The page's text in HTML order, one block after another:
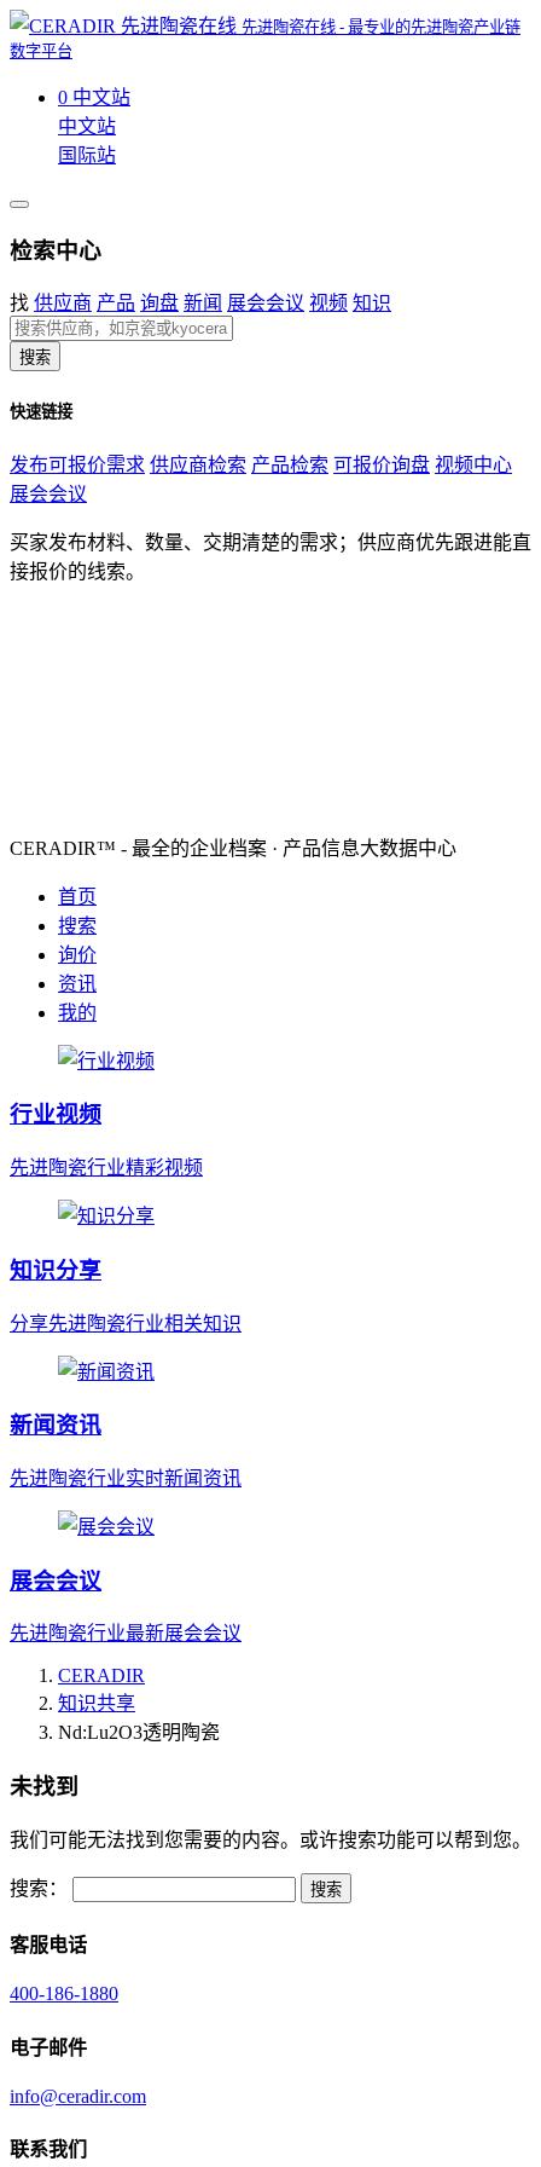
先进陶瓷在线 - 最专业的先进陶瓷产业链
数字平台
0 中文站
中文站
国际站
检索中心
找 供应商 产品 询盘 新闻 展会会议 视频 知识
搜索
快速链接
发布可报价需求 供应商检索 产品检索 可报价询盘 视频中心
展会会议
买家发布材料、数量、交期清楚的需求；供应商优先跟进能直
接报价的线索。
CERADIR™ - 最全的企业档案 · 产品信息大数据中心
首页
搜索
询价
资讯
我的
行业视频
先进陶瓷行业精彩视频
知识分享
分享先进陶瓷行业相关知识
新闻资讯
先进陶瓷行业实时新闻资讯
展会会议
先进陶瓷行业最新展会会议
CERADIR
知识共享
Nd:Lu2O3透明陶瓷
未找到
我们可能无法找到您需要的内容。或许搜索功能可以帮到您。
搜索：
客服电话
400-186-1880
电子邮件
info@ceradir.com
联系我们